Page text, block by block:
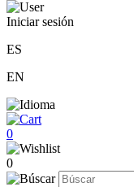
Iniciar sesión
ES
EN
0
0